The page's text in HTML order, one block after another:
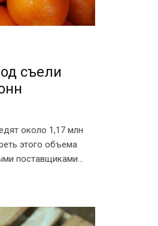
съели
около 1,17 млн
этого объема
поставщиками...